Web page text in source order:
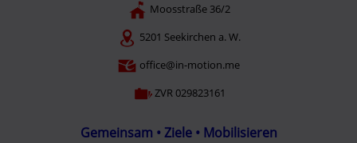
Moosstraße 36/2
5201 Seekirchen a. W.
office@in-motion.me
ZVR 029823161
Gemeinsam • Ziele • Mobilisieren